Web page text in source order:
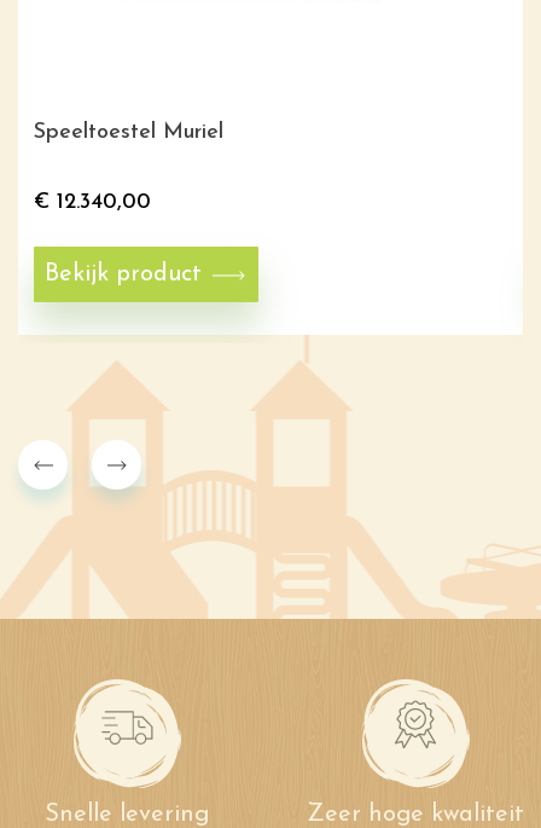
Speeltoestel Muriel
€ 12.340,00
Bekijk product
Snelle levering Zeer hoge kwaliteit